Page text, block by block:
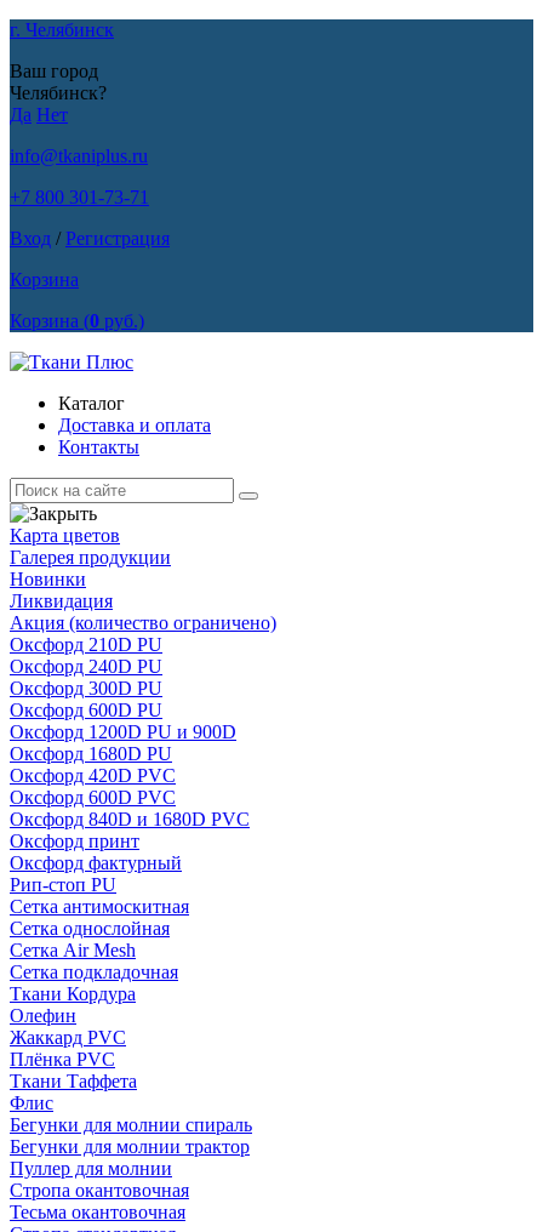
г. Челябинск
Ваш город
Челябинск?
Да Нет
info@tkaniplus.ru
+7 800 301-73-71
Вход /Регистрация
Корзина
Корзина (0 руб.)
Каталог
Доставка и оплата
Контакты
Карта цветов
Галерея продукции
Новинки
Ликвидация
Акция (количество ограничено)
Оксфорд 210D PU
Оксфорд 240D PU
Оксфорд 300D PU
Оксфорд 600D PU
Оксфорд 1200D PU и 900D
Оксфорд 1680D PU
Оксфорд 420D PVC
Оксфорд 600D PVC
Оксфорд 840D и 1680D PVC
Оксфорд принт
Оксфорд фактурный
Рип-стоп PU
Сетка антимоскитная
Сетка однослойная
Сетка Air Mesh
Сетка подкладочная
Ткани Кордура
Олефин
Жаккард PVC
Плёнка PVC
Ткани Таффета
Флис
Бегунки для молнии спираль
Бегунки для молнии трактор
Пуллер для молнии
Стропа окантовочная
Тесьма окантовочная